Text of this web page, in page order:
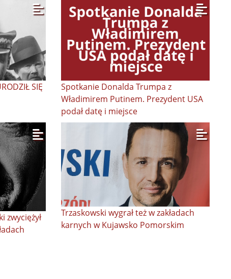
SIĘ
Spotkanie Donalda Trumpa z
Władimirem Putinem. Prezydent USA
podał datę i miejsce
zwyciężył
Trzaskowski wygrał też w zakładach
karnych w Kujawsko Pomorskim